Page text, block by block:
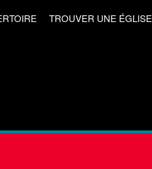
TROUVER UNE ÉGLISE